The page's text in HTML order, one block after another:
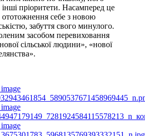
інші пріоритети. Насамперед це
ототожнення себе з новою
забуття свого минулого.
засобом перевиховання
сільської людини», «нової